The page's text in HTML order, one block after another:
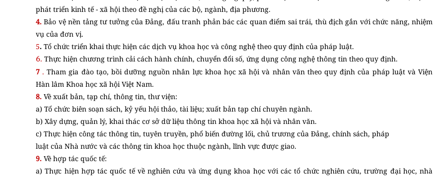
phát triển kinh tế - xã hội theo đề nghị của các bộ, ngành, địa phương.
4. Bảo vệ nền tảng tư tưởng của Đảng, đấu tranh phản bác các quan điểm sai trái, thù địch gắn với chức năng, nhiệm
vụ của đơn vị.
5. Tổ chức triển khai thực hiện các dịch vụ khoa học và công nghệ theo quy định của pháp luật.
6. Thực hiện chương trình cải cách hành chính, chuyển đổi số, ứng dụng công nghệ thông tin theo quy định.
7 . Tham gia đào tạo, bồi dưỡng nguồn nhân lực khoa học xã hội và nhân văn theo quy định của pháp luật và Viện
Hàn lâm Khoa học xã hội Việt Nam.
8. Về xuất bản, tạp chí, thông tin, thư viện:
a) Tổ chức biên soạn sách, kỷ yếu hội thảo, tài liệu; xuất bản tạp chí chuyên ngành.
b) Xây dựng, quản lý, khai thác cơ sở dữ liệu thông tin khoa học xã hội và nhân văn.
c) Thực hiện công tác thông tin, tuyên truyền, phổ biến đường lối, chủ trương của Đảng, chính sách, pháp
luật của Nhà nước và các thông tin khoa học thuộc ngành, lĩnh vực được giao.
9. Về hợp tác quốc tế:
a) Thực hiện hợp tác quốc tế về nghiên cứu và ứng dụng khoa học với các tổ chức nghiên cứu, trường đại học, nhà